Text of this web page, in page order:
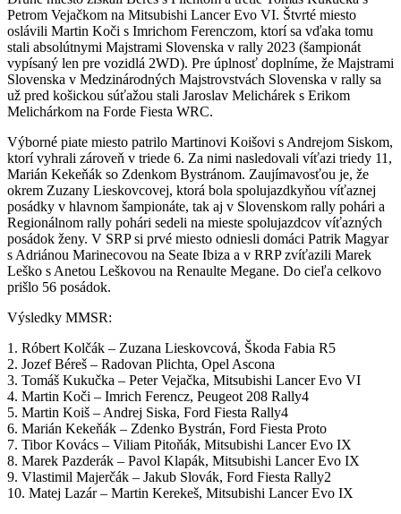
Petrom Vejačkom na Mitsubishi Lancer Evo VI. Štvrté miesto
oslávili Martin Koči s Imrichom Ferenczom, ktorí sa vďaka tomu
stali absolútnymi Majstrami Slovenska v rally 2023 (šampionát
vypísaný len pre vozidlá 2WD). Pre úplnosť doplníme, že Majstrami
Slovenska v Medzinárodných Majstrovstvách Slovenska v rally sa
už pred košickou súťažou stali Jaroslav Melichárek s Erikom
Melichárkom na Forde Fiesta WRC.
Výborné piate miesto patrilo Martinovi Koišovi s Andrejom Siskom,
ktorí vyhrali zároveň v triede 6. Za nimi nasledovali víťazi triedy 11,
Marián Kekeňák so Zdenkom Bystránom. Zaujímavosťou je, že
okrem Zuzany Lieskovcovej, ktorá bola spolujazdkyňou víťaznej
posádky v hlavnom šampionáte, tak aj v Slovenskom rally pohári a
Regionálnom rally pohári sedeli na mieste spolujazdcov víťazných
posádok ženy. V SRP si prvé miesto odniesli domáci Patrik Magyar
s Adriánou Marinecovou na Seate Ibiza a v RRP zvíťazili Marek
Leško s Anetou Leškovou na Renaulte Megane. Do cieľa celkovo
prišlo 56 posádok.
Výsledky MMSR:
1. Róbert Kolčák – Zuzana Lieskovcová, Škoda Fabia R5
2. Jozef Béreš – Radovan Plichta, Opel Ascona
3. Tomáš Kukučka – Peter Vejačka, Mitsubishi Lancer Evo VI
4. Martin Koči – Imrich Ferencz, Peugeot 208 Rally4
5. Martin Koiš – Andrej Siska, Ford Fiesta Rally4
6. Marián Kekeňák – Zdenko Bystrán, Ford Fiesta Proto
7. Tibor Kovács – Viliam Pitoňák, Mitsubishi Lancer Evo IX
8. Marek Pazderák – Pavol Klapák, Mitsubishi Lancer Evo IX
9. Vlastimil Majerčák – Jakub Slovák, Ford Fiesta Rally2
10. Matej Lazár – Martin Kerekeš, Mitsubishi Lancer Evo IX